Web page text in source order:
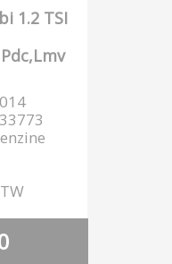
1.2 TSI